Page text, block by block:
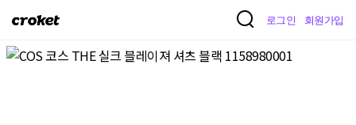
크
켓
로그인 회원가입